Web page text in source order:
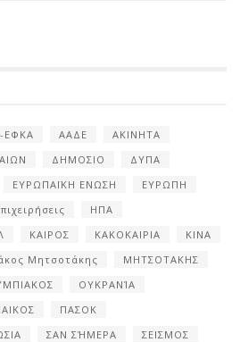
ΕΦΚΑ ΑΑΔΕ
ΑΚΙΝΗΤΑ
ΔΗΜΟΣΙΟ
ΔΥΠΑ
ΕΥΡΩΠΑΪΚΗ ΕΝΩΣΗ
ΕΥΡΩΠΗ
ΗΠΑ
ΚΑΙΡΟΣ ΚΑΚΟΚΑΙΡΙΑ
ΚΙΝΑ
Μητσοτάκης
ΜΗΤΣΟΤΑΚΗΣ
ΟΥΚΡΑΝΊΑ
ΠΑΣΟΚ
ΣΑΝ ΣΉΜΕΡΑ
ΣΕΙΣΜΟΣ